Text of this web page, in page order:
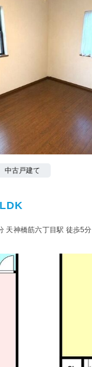
中古戸建て
天神橋筋六丁目駅 徒歩5分